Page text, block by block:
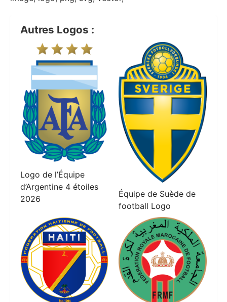
Autres Logos :
Logo de l’Équipe
d’Argentine 4 étoiles
2026
Équipe de Suède de
football Logo